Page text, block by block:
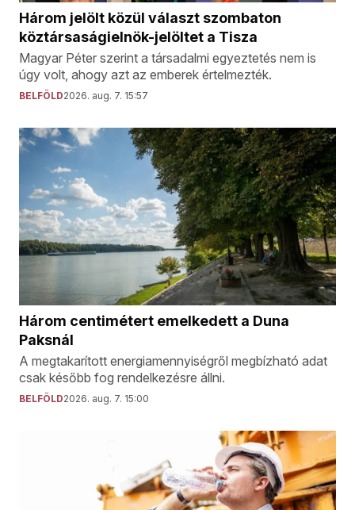
Három jelölt közül választ szombaton
köztársaságielnök-jelöltet a Tisza
Magyar Péter szerint a társadalmi egyeztetés nem is
úgy volt, ahogy azt az emberek értelmezték.
BELFÖLD2026. aug. 7. 15:57
Három centimétert emelkedett a Duna
Paksnál
A megtakarított energiamennyiségről megbízható adat
csak később fog rendelkezésre állni.
BELFÖLD2026. aug. 7. 15:00